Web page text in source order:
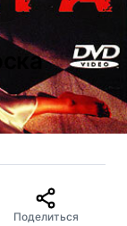
Поделиться